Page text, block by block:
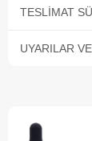
TESLIMAT
UYARILAR